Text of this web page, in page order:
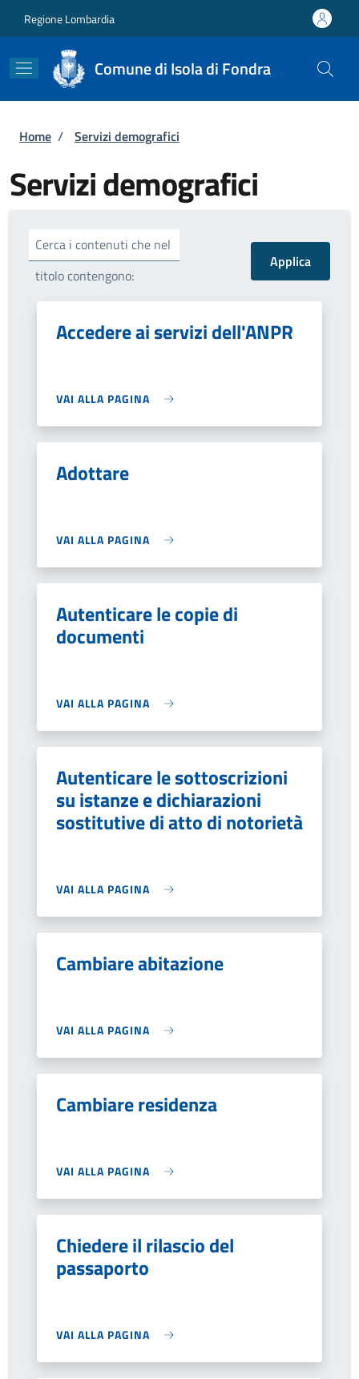
Regione Lombardia
Comune di Isola di Fondra
Briciole di pane
Home / Servizi demografici
Servizi demografici
Cerca i contenuti che nel
titolo contengono:
Accedere ai servizi dell'ANPR
VAI ALLA PAGINA
Adottare
VAI ALLA PAGINA
Autenticare le copie di
documenti
VAI ALLA PAGINA
Autenticare le sottoscrizioni
su istanze e dichiarazioni
sostitutive di atto di notorietà
VAI ALLA PAGINA
Cambiare abitazione
VAI ALLA PAGINA
Cambiare residenza
VAI ALLA PAGINA
Chiedere il rilascio del
passaporto
VAI ALLA PAGINA